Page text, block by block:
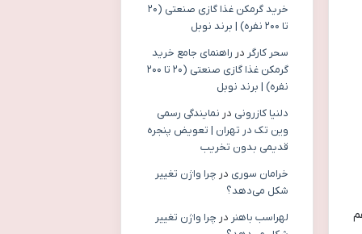
خرید گرمکن غذا گازی صنعتی (۲۰
تا ۲۰۰ نفره) | برند نوبل
سحر کارگر در راهنمای جامع خرید
گرمکن غذا گازی صنعتی (۲۰ تا ۲۰۰
نفره) | برند نوبل
دلنیا کازرونی در نمایندگی رسمی
وین تک در تهران | تعویض پنجره
قدیمی بدون تخریب
خرامان سوری در چرا واژن تغییر
شکل می‌دهد؟
لهراسب باهنر در چرا واژن تغییر